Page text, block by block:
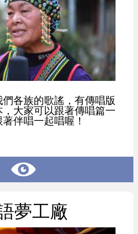
各族的歌謠，有傳唱版
大家可以跟著傳唱篇一
伴唱一起唱喔！
夢工廠